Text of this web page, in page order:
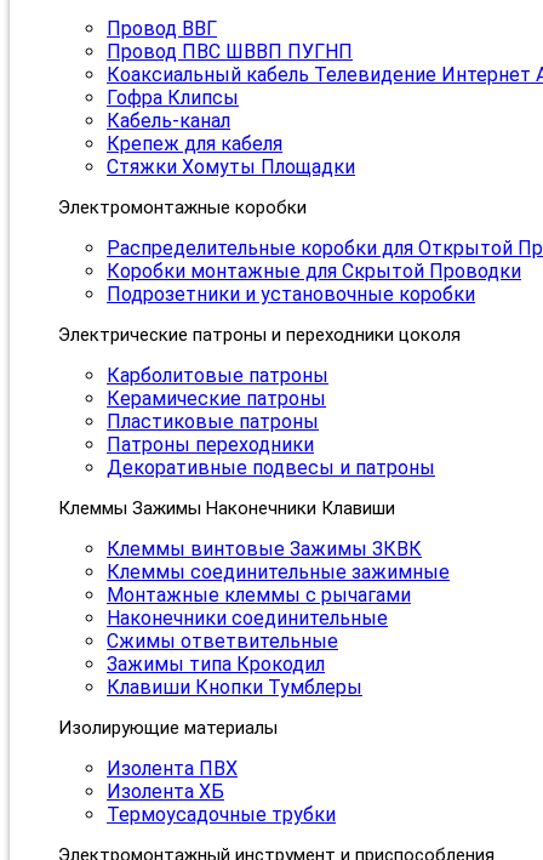
Провод ВВГ
Провод ПВС ШВВП ПУГНП
Коаксиальный кабель Телевидение Интернет
Гофра Клипсы
Кабель-канал
Крепеж для кабеля
Стяжки Хомуты Площадки
Электромонтажные коробки
Распределительные коробки для Открытой
Коробки монтажные для Скрытой Проводки
Подрозетники и установочные коробки
Электрические патроны и переходники цоколя
Карболитовые патроны
Керамические патроны
Пластиковые патроны
Патроны переходники
Декоративные подвесы и патроны
Клеммы Зажимы Наконечники Клавиши
Клеммы винтовые Зажимы ЗКВК
Клеммы соединительные зажимные
Монтажные клеммы с рычагами
Наконечники соединительные
Сжимы ответвительные
Зажимы типа Крокодил
Клавиши Кнопки Тумблеры
Изолирующие материалы
Изолента ПВХ
Изолента ХБ
Термоусадочные трубки
Электромонтажный инструмент и приспособления